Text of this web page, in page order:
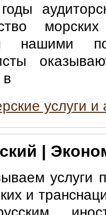
нашими
в
услуги
|
услуги
и